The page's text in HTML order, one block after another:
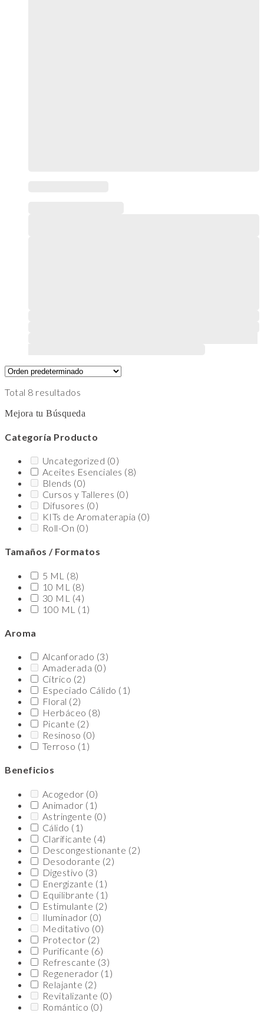
Total 8 resultados
Mejora tu Búsqueda
Categoría Producto
Uncategorized (0)
Aceites Esenciales (8)
Blends (0)
Cursos y Talleres (0)
Difusores (0)
KITs de Aromaterapia (0)
Roll-On (0)
Tamaños / Formatos
5 ML (8)
10 ML (8)
30 ML (4)
100 ML (1)
Aroma
Alcanforado (3)
Amaderada (0)
Cítrico (2)
Especiado Cálido (1)
Floral (2)
Herbáceo (8)
Picante (2)
Resinoso (0)
Terroso (1)
Beneficios
Acogedor (0)
Animador (1)
Astringente (0)
Cálido (1)
Clarificante (4)
Descongestionante (2)
Desodorante (2)
Digestivo (3)
Energizante (1)
Equilibrante (1)
Estimulante (2)
Iluminador (0)
Meditativo (0)
Protector (2)
Purificante (6)
Refrescante (3)
Regenerador (1)
Relajante (2)
Revitalizante (0)
Romántico (0)